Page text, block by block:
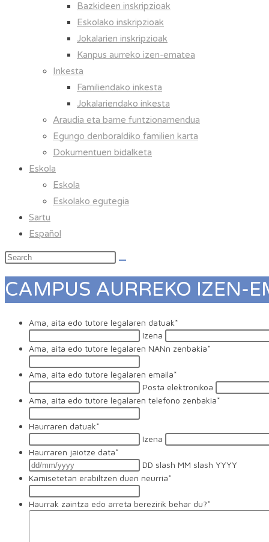
Bazkideen inskripzioak
Eskolako inskripzioak
Jokalarien inskripzioak
Kanpus aurreko izen-ematea
Inkesta
Familiendako inkesta
Jokalariendako inkesta
Araudia eta barne funtzionamendua
Egungo denboraldiko familien karta
Dokumentuen bidalketa
Eskola
Eskola
Eskolako egutegia
Sartu
Español
CAMPUS AURREKO IZEN-
Ama, aita edo tutore legalaren datuak*
Izena
Ama, aita edo tutore legalaren NANn zenbakia*
Ama, aita edo tutore legalaren emaila*
Posta elektronikoa
Ama, aita edo tutore legalaren telefono zenbakia*
Haurraren datuak*
Izena
Haurraren jaiotze data*
DD slash MM slash YYYY
Kamisetetan erabiltzen duen neurria*
Haurrak zaintza edo arreta berezirik behar du?*